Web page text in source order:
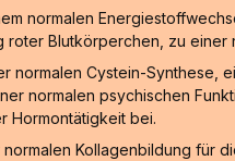
normalen
roter Blutkörperchen, zu
normalen Cystein-Synthese,
normalen psychischen
Hormontätigkeit bei.
Kollagenbildung für